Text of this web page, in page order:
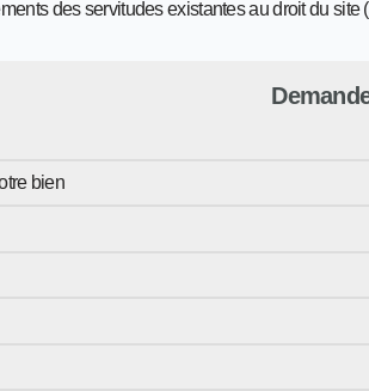
des servitudes existantes au droit du site